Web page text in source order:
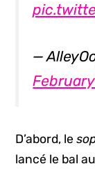
—
D’abord, le
lancé le bal